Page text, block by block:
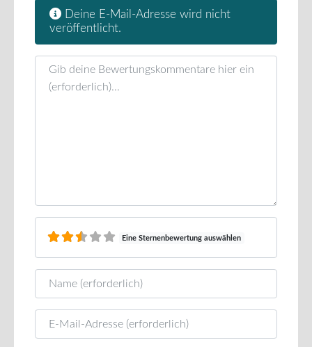
Deine E-Mail-Adresse wird nicht
veröffentlicht.
Rezensionstext
Eine Sternenbewertung auswählen
Name
E-Mail